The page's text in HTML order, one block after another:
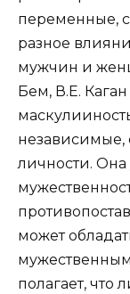
переменные,
разное
мужчин и
Бем, В.Е.
независимые,
личности. Она
может
полагает, что